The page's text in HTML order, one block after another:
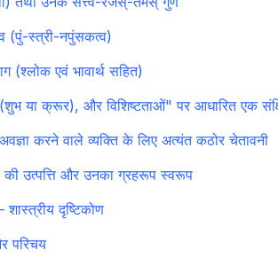
(पुं-स्त्री-नपुंसकत्व)
(श्लोक एवं भावार्थ सहित)
या क्रूर), और विशिष्टताओं" पर आधारित एक
करने वाले व्यक्ति के लिए अत्यंत कठोर चेतावनी
की उत्पत्ति और उनका ग्रहरूप स्वरूप
शास्त्रीय दृष्टिकोण
परिचय